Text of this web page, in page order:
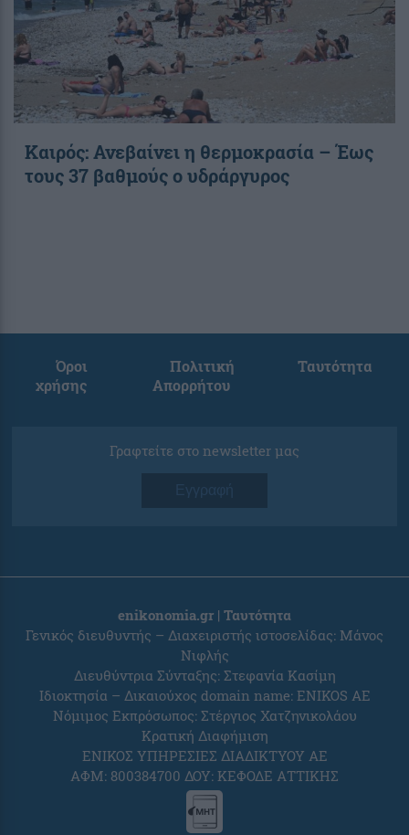
Καιρός: Ανεβαίνει η θερμοκρασία – Έως
τους 37 βαθμούς ο υδράργυρος
Όροι
χρήσης
Πολιτική
Απορρήτου
Ταυτότητα
Γραφτείτε στο newsletter μας
Εγγραφή
enikonomia.gr | Ταυτότητα
Γενικός διευθυντής – Διαχειριστής ιστοσελίδας: Μάνος
Νιφλής
Διευθύντρια Σύνταξης: Στεφανία Κασίμη
Ιδιοκτησία – Δικαιούχος domain name: ENIKOS AE
Νόμιμος Εκπρόσωπος: Στέργιος Χατζηνικολάου
Κρατική Διαφήμιση
ΕΝΙΚΟΣ ΥΠΗΡΕΣΙΕΣ ΔΙΑΔΙΚΤΥΟΥ ΑΕ
ΑΦΜ: 800384700 ΔΟΥ: ΚΕΦΟΔΕ ΑΤΤΙΚΗΣ